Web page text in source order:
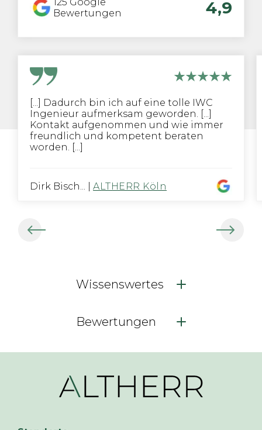
Bewertungen
4,9
[...] Dadurch bin ich auf eine tolle IWC
Ingenieur aufmerksam geworden. [...]
Kontakt aufgenommen und wie immer
freundlich und kompetent beraten
worden. [...]
Dirk Bisch... ALTHERR Köln
Wissenswertes
Bewertungen